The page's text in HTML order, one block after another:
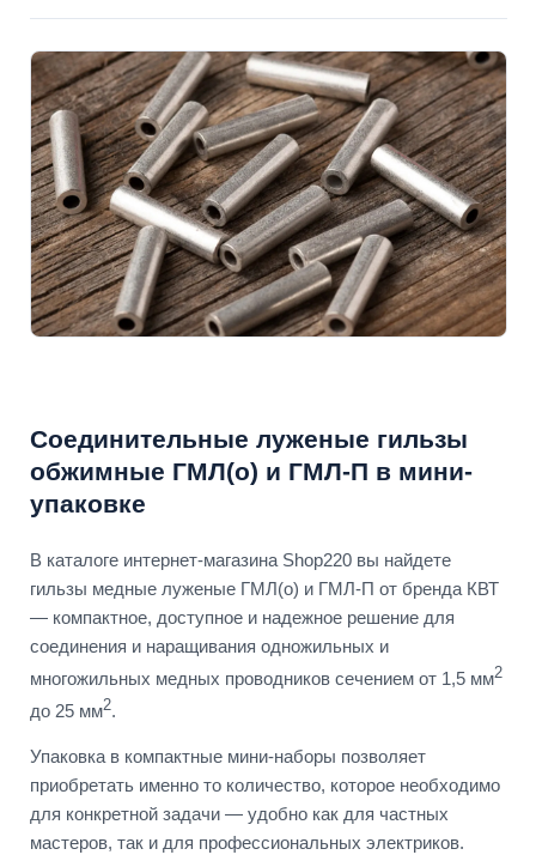
Cоединительные луженые гильзы
обжимные ГМЛ(о) и ГМЛ-П в мини-
упаковке
В каталоге интернет-магазина Shop220 вы найдете
гильзы медные луженые ГМЛ(о) и ГМЛ-П от бренда КВТ
— компактное, доступное и надежное решение для
соединения и наращивания одножильных и
многожильных медных проводников сечением от 1,5 мм2
до 25 мм2.
Упаковка в компактные мини-наборы позволяет
приобретать именно то количество, которое необходимо
для конкретной задачи — удобно как для частных
мастеров, так и для профессиональных электриков.